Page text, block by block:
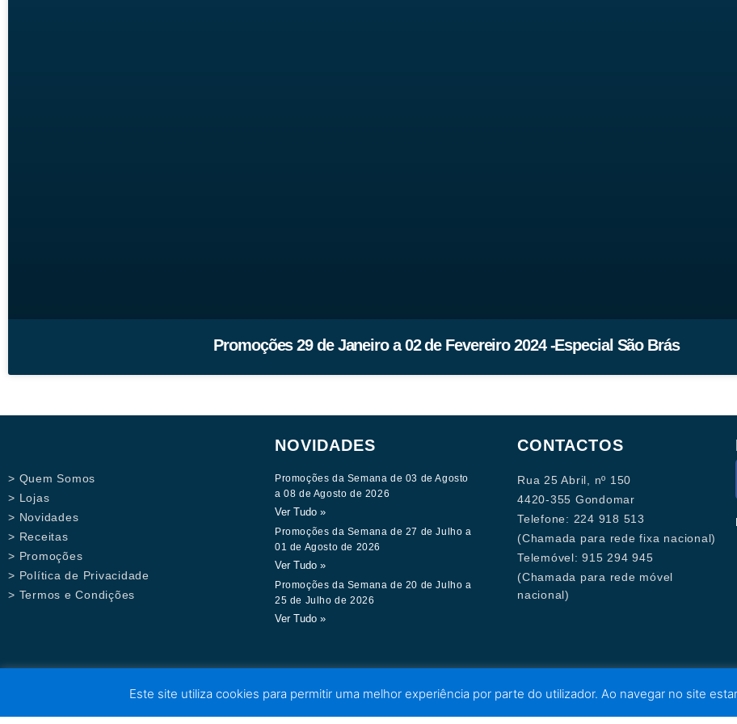
Promoções 29 de Janeiro a 02 de Fevereiro 2024 -Especial São Brás
> Quem Somos
> Lojas
> Novidades
> Receitas
> Promoções
> Política de Privacidade
> Termos e Condições
NOVIDADES
Promoções da Semana de 03 de Agosto
a 08 de Agosto de 2026
Ver Tudo »
Promoções da Semana de 27 de Julho a
01 de Agosto de 2026
Ver Tudo »
Promoções da Semana de 20 de Julho a
25 de Julho de 2026
Ver Tudo »
CONTACTOS
Rua 25 Abril, nº 150
4420-355 Gondomar
Telefone: 224 918 513
(Chamada para rede fixa nacional)
Telemóvel: 915 294 945
(Chamada para rede móvel
nacional)
Este site utiliza cookies para permitir uma melhor experiência por parte do utilizador. Ao navegar no site